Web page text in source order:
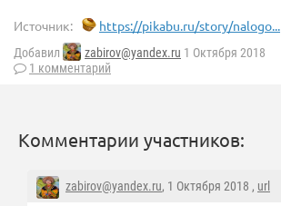
Источник: https://pikabu.ru/story/nalogo...
Добавил zabirov@yandex.ru 1 Октября 2018
1 комментарий
Комментарии участников:
zabirov@yandex.ru, 1 Октября 2018 , url